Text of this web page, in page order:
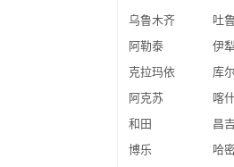
乌鲁木齐
吐
阿勒泰
伊
克拉玛依
库
阿克苏
喀
和田
昌吉
博乐
哈